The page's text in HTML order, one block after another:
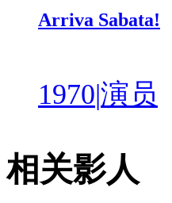
Arriva Sabata!
1970|演员
相关影人